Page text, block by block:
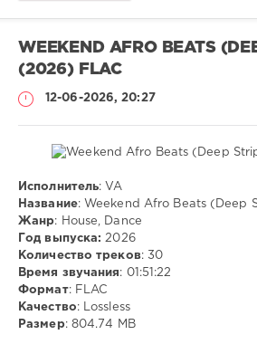
WEEKEND AFRO BEATS
(2026) FLAC
12-06-2026, 20:27
Музыка
ivashka
FLAC,
Исполнитель: VA
Название: Weekend Afro Beats (Deep
Жанр: House, Dance
Год выпуска: 2026
Количество треков: 30
Время звучания: 01:51:22
Формат: FLAC
Качество: Lossless
Размер: 804.74 MB